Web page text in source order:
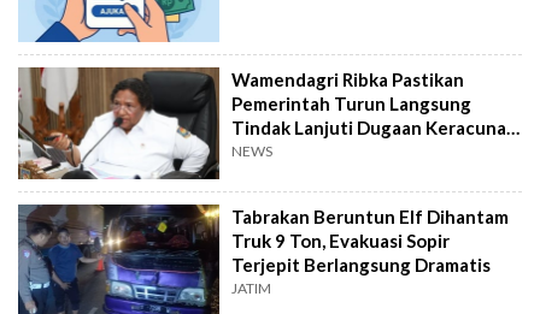
Wamendagri Ribka Pastikan
Pemerintah Turun Langsung
Tindak Lanjuti Dugaan Keracunan
Makanan Jayapura
NEWS
Tabrakan Beruntun Elf Dihantam
Truk 9 Ton, Evakuasi Sopir
Terjepit Berlangsung Dramatis
JATIM